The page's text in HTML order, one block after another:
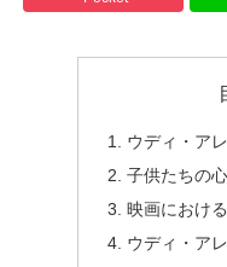
ウディ・ア
子供たちの
映画におけ
ウディ・ア